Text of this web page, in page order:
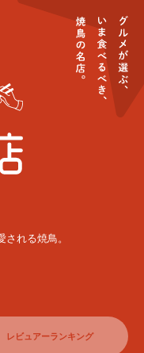
れる焼鳥。
レビュアーランキング